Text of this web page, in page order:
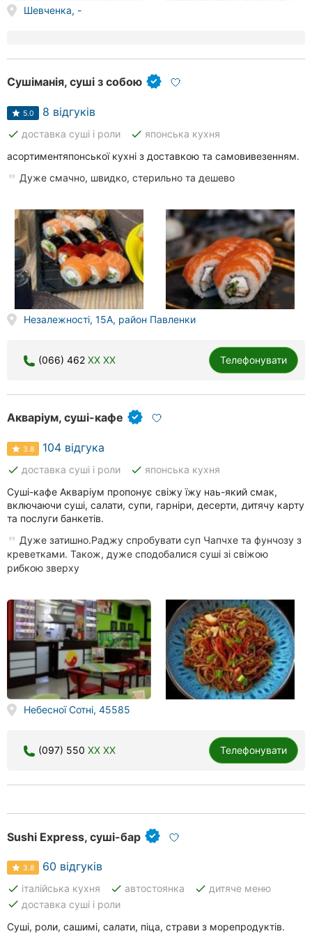
Шевченка, -
Сушіманія, суші з собою
5.0 8 відгуків
done доставка суші і роли done японська кухня
асортиментяпонської кухні з доставкою та самовивезенням.
Дуже смачно, швидко, стерильно та дешево
Незалежності, 15А, район Павленки
(066) 462 XX XX Телефонувати
Акваріум, суші-кафе
3.8 104 відгука
done доставка суші і роли done японська кухня
Суші-кафе Акваріум пропонує свіжу їжу наь-який смак,
включаючи суші, салати, супи, гарніри, десерти, дитячу карту
та послуги банкетів.
Дуже затишно.Раджу спробувати суп Чапчхе та фунчозу з
креветками. Також, дуже сподобалися суші зі свіжою
рибкою зверху
Небесної Сотні, 45585
(097) 550 XX XX Телефонувати
Sushi Express, суші-бар
3.8 60 відгуків
done італійська кухня done автостоянка done дитяче меню
done доставка суші і роли
Суші, роли, сашимі, салати, піца, страви з морепродуктів.